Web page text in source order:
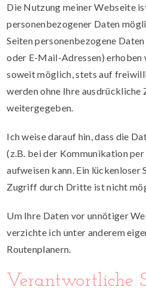
Die Nutzung meiner Webseite
personenbezogener Daten
Seiten personenbezogene
oder E-Mail-Adressen) erhoben
soweit möglich, stets auf
werden ohne Ihre
weitergegeben.
Ich weise darauf hin, dass die
(z.B. bei der Kommunikation
aufweisen kann. Ein lückenloser
Zugriff durch Dritte ist nicht
Um Ihre Daten vor unnötiger
verzichte ich unter anderem
Routenplanern.
Verantwortliche